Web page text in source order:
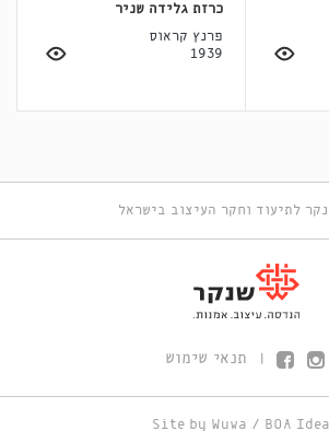
כרזת גלידה שניר
פרנץ קראוס
1939
לתיעוד וחקר העיצוב בישראל
תנאי שימוש
Site by Wuwa / BOA